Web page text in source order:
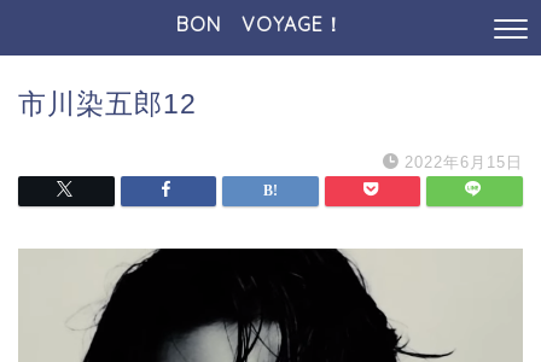
BON VOYAGE！
市川染五郎12
2022年6月15日